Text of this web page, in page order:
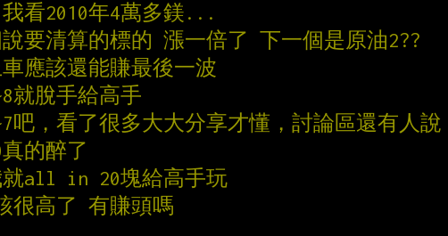
看2010年4萬多鎂...
要清算的標的 漲一倍了 下一個是原油2??
應該還能賺最後一波
就脫手給高手
吧，看了很多大大分享才懂，討論區還有人說
的醉了
就all in 20塊給高手玩
很高了 有賺頭嗎